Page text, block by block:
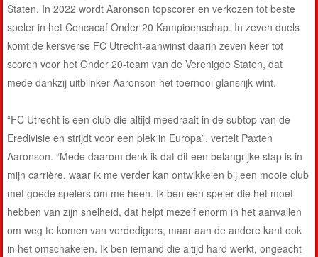
Staten. In 2022 wordt Aaronson topscorer en verkozen tot beste
speler in het Concacaf Onder 20 Kampioenschap. In zeven duels
komt de kersverse FC Utrecht-aanwinst daarin zeven keer tot
scoren voor het Onder 20-team van de Verenigde Staten, dat
mede dankzij uitblinker Aaronson het toernooi glansrijk wint.
“FC Utrecht is een club die altijd meedraait in de subtop van de
Eredivisie en strijdt voor een plek in Europa”, vertelt Paxten
Aaronson. “Mede daarom denk ik dat dit een belangrijke stap is in
mijn carrière, waar ik me verder kan ontwikkelen bij een mooie club
met goede spelers om me heen. Ik ben een speler die het moet
hebben van zijn snelheid, dat helpt mezelf enorm in het aanvallen
om weg te komen van verdedigers, maar aan de andere kant ook
in het omschakelen. Ik ben iemand die altijd hard werkt, ongeacht